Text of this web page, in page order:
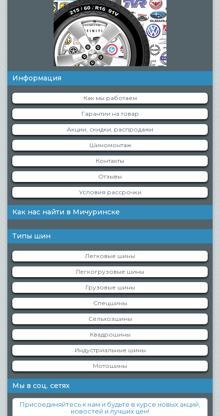
Информация
Как мы работаем
Гарантии на товар
Акции, скидки, распродажи
Шиномонтаж
Контакты
Отзывы
Условия рассрочки
Как нас найти в Мичуринске
Типы шин
Легковые шины
Легкогрузовые шины
Грузовые шины
Спецшины
Сельхозшины
Квадрошины
Индустриальные шины
Мотошины
Мы в соц. сетях
Присоединяйтесь к нам и будьте в курсе новых акций,
новостей и лучших цен!